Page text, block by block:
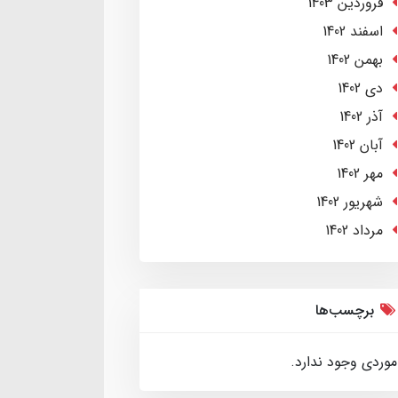
اسفند 1402
بهمن 1402
دی 1402
آذر 1402
آبان 1402
مهر 1402
شهریور 1402
مرداد 1402
برچسب‌ها
موردی وجود ندارد.